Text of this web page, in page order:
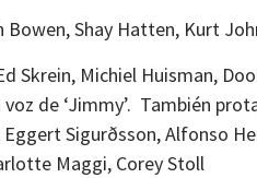
Bowen, Shay Hatten, Kurt
Skrein, Michiel Huisman,
de ‘Jimmy’. También
Sigurðsson, Alfonso
Maggi, Corey Stoll